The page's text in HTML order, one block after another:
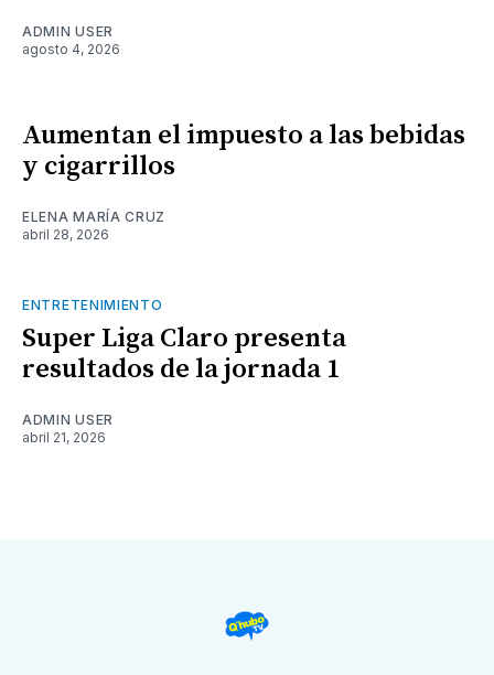
ADMIN USER
agosto 4, 2026
Aumentan el impuesto a las bebidas
y cigarrillos
ELENA MARÍA CRUZ
abril 28, 2026
ENTRETENIMIENTO
Super Liga Claro presenta
resultados de la jornada 1
ADMIN USER
abril 21, 2026